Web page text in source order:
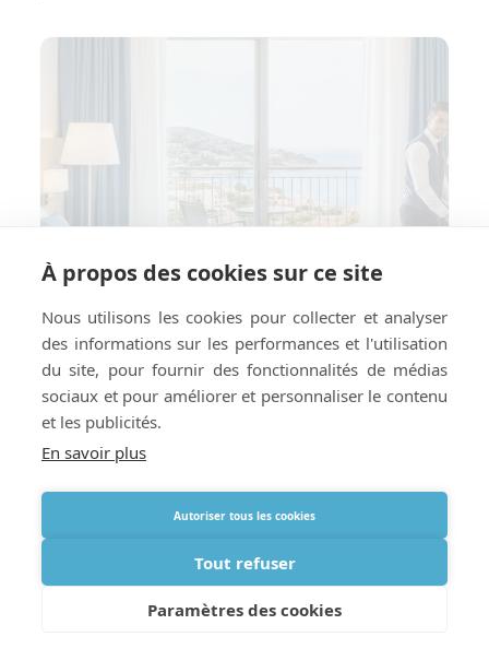
Comment préparer votre hôtel ou
location de vacances à la livraison
d’oxygène à l’étranger
À propos des cookies sur ce site
Nous utilisons les cookies pour collecter et analyser
des informations sur les performances et l'utilisation
du site, pour fournir des fonctionnalités de médias
sociaux et pour améliorer et personnaliser le contenu
et les publicités.
En savoir plus
Autoriser tous les cookies
Tout refuser
Paramètres des cookies